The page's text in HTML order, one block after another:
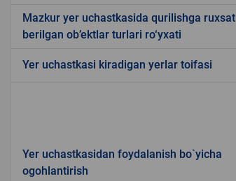
Mazkur yer uchastkasida qurilishga ruxsat
berilgan ob’ektlar turlari ro‘yxati
Yer uchastkasi kiradigan yerlar toifasi
Yer uchastkasidan foydalanish bo`yicha
ogohlantirish